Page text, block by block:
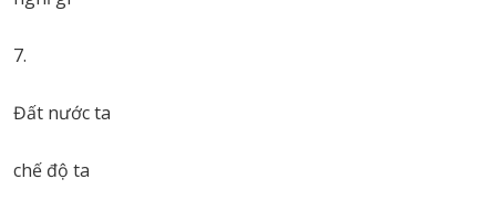
7.
Đất nước ta
chế độ ta